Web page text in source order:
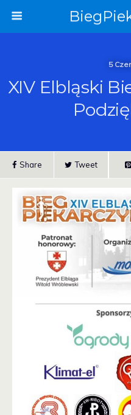
5
XIV Elbląski
Share Tweet